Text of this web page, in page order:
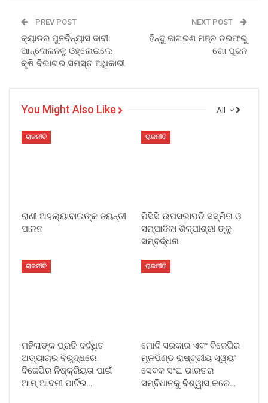
PREV POST
କ୍ୟାଡର ପୁନର୍ବିନ୍ୟାସ ଦାବୀ:
ଆନ୍ଦୋଳନକୁ ଓହ୍ଲେଇଲେ
କୃଷି ବିଭାଗର ସମସ୍ତ ଅଧିକାରୀ
NEXT POST
ହିନ୍ଦୁ ଜାଗରଣ ମଞ୍ଚ ତରଫରୁ
ଗୋ ପୂଜନ
All
You Might Also Like
ରାଜନୀତି
ରାଣୀ ଅହଲ୍ୟାବାଇଙ୍କ ଜୟନ୍ତୀ
ପାଳନ
ରାଜନୀତି
ପିସିସି ଉପସଭାପତି ସସ୍ମିତା ଓ
ସମ୍ପାଦିକା ଶିଳ୍ପୀଶ୍ରୀ ଙ୍କୁ
ସମ୍ବର୍ଦ୍ଧନା
ରାଜନୀତି
ମହିଳାଙ୍କ ପ୍ରତି ବର୍ଦ୍ଧିତ
ଅତ୍ୟାଚାର ବିରୁଦ୍ଧରେ
ବିଜେପିର ନିଷ୍କ୍ରିୟତା ପାଇଁ
ଆମ୍ ଆଦମୀ ପାର୍ଟିର…
ରାଜନୀତି
ମୋଦି ସରକାର ଏବଂ ବିଜେପିର
ମୂଳପିଣ୍ଡ ରାଷ୍ଟ୍ରୀୟ ସ୍ୱୟଂ
ସେବକ ସଂଘ ଭାରତର
ସମ୍ବିଧାନକୁ ବିଶ୍ୱାସ କରେ…